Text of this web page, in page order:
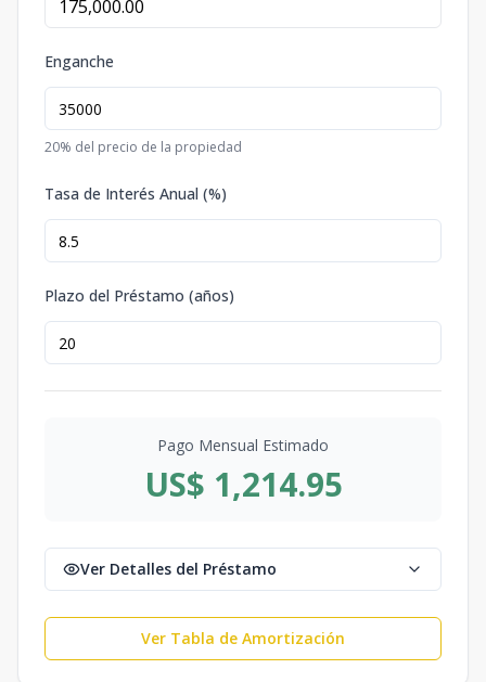
Enganche
20% del precio de la propiedad
Tasa de Interés Anual (%)
Plazo del Préstamo (años)
Pago Mensual Estimado
US$ 1,214.95
Ver Detalles del Préstamo
Ver Tabla de Amortización